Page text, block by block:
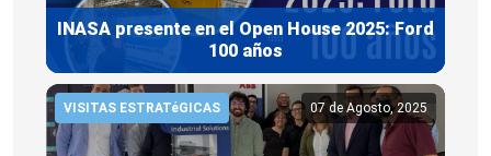
INASA presente en el Open House 2025: Ford
100 años
VISITAS ESTRATéGICAS 07 de Agosto, 2025